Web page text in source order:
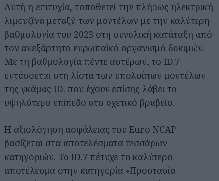
Αυτή η επιτυχία, τοποθετεί την πλήρως ηλεκτρική
λιμουζίνα μεταξύ των μοντέλων με την καλύτερη
βαθμολογία του 2023 στη συνολική κατάταξη από
τον ανεξάρτητο ευρωπαϊκό οργανισμό δοκιμών.
Με τη βαθμολογία πέντε αστέρων, το ID.7
εντάσσεται στη λίστα των υπολοίπων μοντέλων
της γκάμας ID. που έχουν επίσης λάβει το
υψηλότερο επίπεδο στο σχετικό βραβείο.
Η αξιολόγηση ασφάλειας του Euro NCAP
βασίζεται στα αποτελέσματα τεσσάρων
κατηγοριών. Το ID.7 πέτυχε το καλύτερο
αποτέλεσμα στην κατηγορία «Προστασία